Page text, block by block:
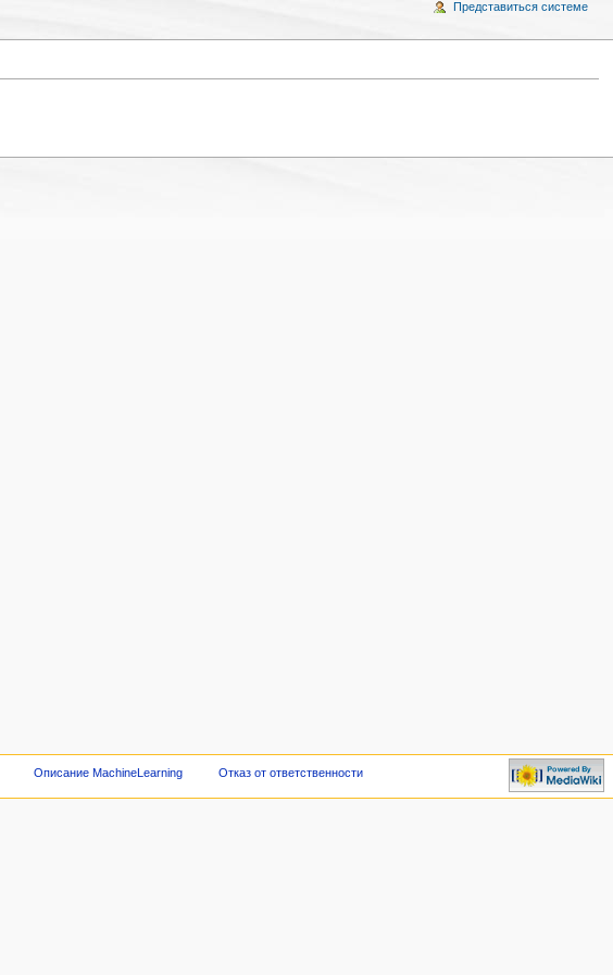
Представиться системе
Описание MachineLearning Отказ от ответственности